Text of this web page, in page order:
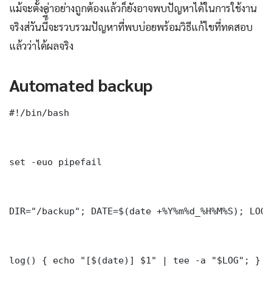
แม้จะตั้งค่าอย่างถูกต้องแล้วก็ยังอาจพบปัญหาได้ในการใช้งาน
จริงส่วันนี้ี้จะรวบรวมปัญหาที่พบบ่อยพร้อมวิธีแก้ไขที่ทดสอบ
แล้วว่าได้ผลจริง
Automated backup
#!/bin/bash
set -euo pipefail
DIR="/backup"; DATE=$(date +%Y%m%d_%H%M%S);
log() { echo "[$(date)] $1" | tee -a "$LOG"; }